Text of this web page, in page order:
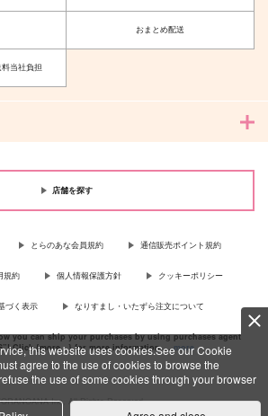
this website uses cookies.See our Cookie
agree to the use of cookies to browse the
the use of some cookies through your browser
サンプル
おまとめ配送
当社負担
店舗を探す
とらのあな会員規約 通信販売ポイント規約
規約 個人情報保護方針 クッキーポリシー
づく表示 なりすまし・いたずら注文について
you can ship your purchases by using purchases agent
Click {more…} for more information …more
Inc, All Rights Reserved.